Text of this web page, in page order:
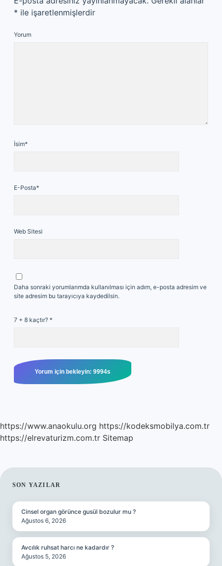
* ile işaretlenmişlerdir
Yorum
İsim*
E-Posta*
Web Sitesi
Daha sonraki yorumlarımda kullanılması için adım, e-posta adresim ve
site adresim bu tarayıcıya kaydedilsin.
7 + 8 kaçtır? *
https://www.anaokulu.org https://kodeksmobilya.com.tr
https://elrevaturizm.com.tr Sitemap
SIDEBAR
SON YAZILAR
Cinsel organ görünce gusül bozulur mu ?
Ağustos 6, 2026
Avcılık ruhsat harcı ne kadardır ?
Ağustos 5, 2026